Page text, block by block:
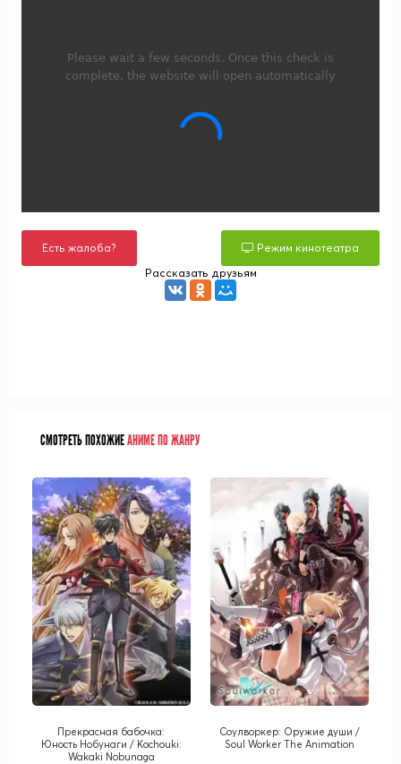
Есть жалоба?
Режим кинотеатра
Рассказать друзьям
СМОТРЕТЬ ПОХОЖИЕАНИМЕ ПО ЖАНРУ
Прекрасная бабочка:
Юность Нобунаги / Kochouki:
Wakaki Nobunaga
Соулворкер: Оружие души /
Soul Worker The Animation